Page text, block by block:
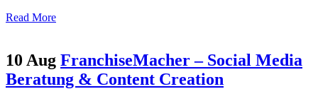
Read More
10 Aug FranchiseMacher – Social Media
Beratung & Content Creation